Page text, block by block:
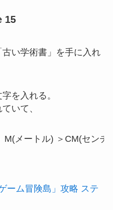
15
い学術書」を手に入れ
を入れる。
いて、
ーム冒険島」攻略 ステ